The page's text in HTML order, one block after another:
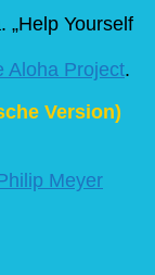
„Help Yourself
Aloha Project.
Version)
Meyer